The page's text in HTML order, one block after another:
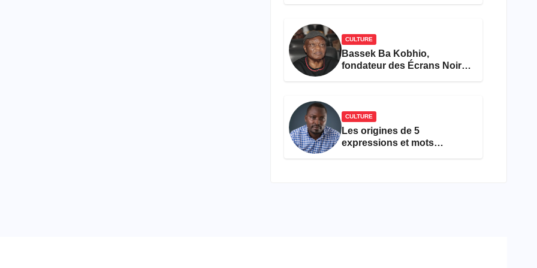
CULTURE
Bassek Ba Kobhio,
fondateur des Écrans Noirs,
CULTURE
Les origines de 5
expressions et mots